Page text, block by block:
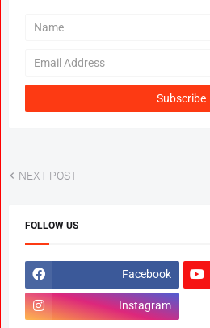
NEXT POST
FOLLOW US
Facebook
Instagram